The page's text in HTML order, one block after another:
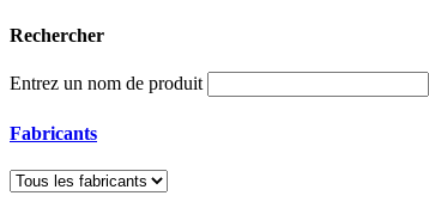
Rechercher
Entrez un nom de produit
Fabricants